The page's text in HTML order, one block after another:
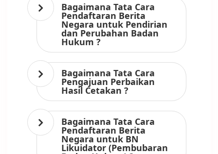
Bagaimana Tata Cara
Pendaftaran Berita
Negara untuk Pendirian
dan Perubahan Badan
Hukum ?
Bagaimana Tata Cara
Pengajuan Perbaikan
Hasil Cetakan ?
Bagaimana Tata Cara
Pendaftaran Berita
Negara untuk BN
Likuidator (Pembubaran